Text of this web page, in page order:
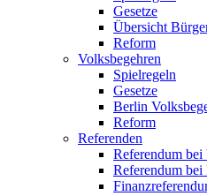
Gesetze
Übersicht
Reform
Volksbegehren
Spielregeln
Gesetze
Berlin
Reform
Referenden
Referendum bei
Referendum bei